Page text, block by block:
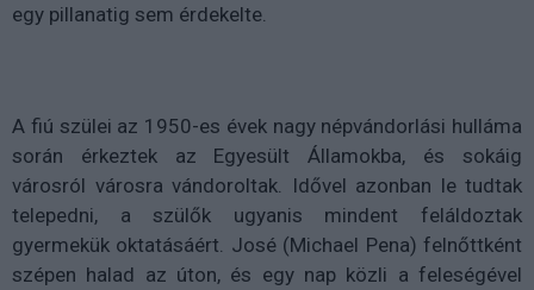
egy pillanatig sem érdekelte.
A fiú szülei az 1950-es évek nagy népvándorlási hulláma
során érkeztek az Egyesült Államokba, és sokáig
városról városra vándoroltak. Idővel azonban le tudtak
telepedni, a szülők ugyanis mindent feláldoztak
gyermekük oktatásáért. José (Michael Pena) felnőttként
szépen halad az úton, és egy nap közli a feleségével